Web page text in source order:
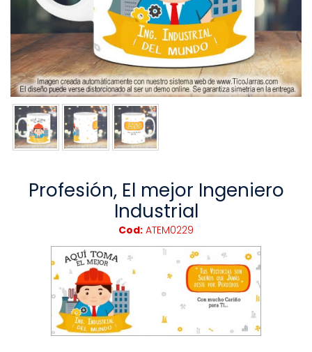
Profesión, El mejor Ingeniero
Industrial
Cod: ATEM0229